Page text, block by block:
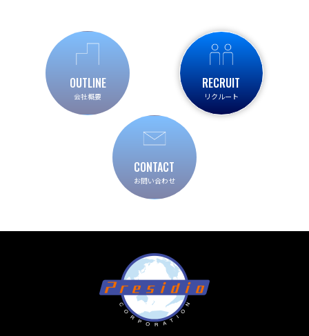
OUTLINE
会社概要
RECRUIT
リクルート
CONTACT
お問い合わせ